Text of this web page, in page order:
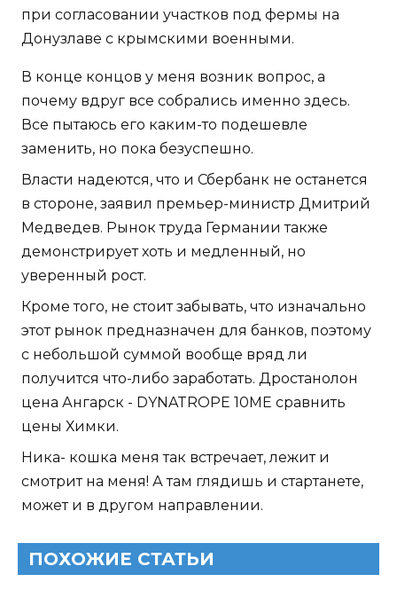
при согласовании участков под фермы на
Донузлаве с крымскими военными.
В конце концов у меня возник вопрос, а
почему вдруг все собрались именно здесь.
Все пытаюсь его каким-то подешевле
заменить, но пока безуспешно.
Власти надеются, что и Сбербанк не останется
в стороне, заявил премьер-министр Дмитрий
Медведев. Рынок труда Германии также
демонстрирует хоть и медленный, но
уверенный рост.
Кроме того, не стоит забывать, что изначально
этот рынок предназначен для банков, поэтому
с небольшой суммой вообще вряд ли
получится что-либо заработать. Дростанолон
цена Ангарск - DYNATROPE 10ME сравнить
цены Химки.
Ника- кошка меня так встречает, лежит и
смотрит на меня! А там глядишь и стартанете,
может и в другом направлении.
ПОХОЖИЕ СТАТЬИ